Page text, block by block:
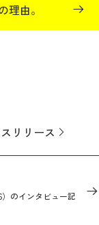
理由。
リリース
のインタビュー記